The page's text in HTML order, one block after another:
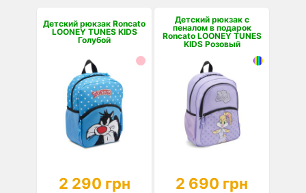
Детский рюкзак Roncato
LOONEY TUNES KIDS
Голубой
2 290 грн
Детский рюкзак с
пеналом в подарок
Roncato LOONEY TUNES
KIDS Розовый
2 690 грн